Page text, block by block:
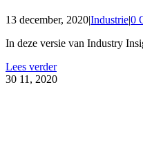
13 december, 2020|Industrie|0
In deze versie van Industry
Lees verder
30 11, 2020